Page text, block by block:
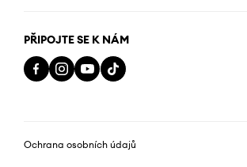
PŘIPOJTE SE K NÁM
Ochrana osobních údajů